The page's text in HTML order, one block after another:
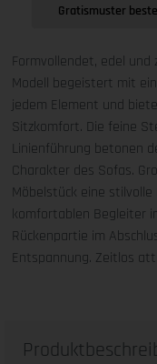
Gratismuster
Formvollendet, edel
Modell begeistert mit
jedem Element und
Sitzkomfort. Die feine
Linienführung betonen
Charakter des Sofas.
Möbelstück eine
komfortablen Begleiter
Rückenpartie im
Entspannung. Zeitlos